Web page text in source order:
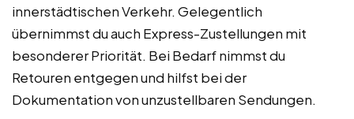
innerstädtischen Verkehr. Gelegentlich
übernimmst du auch Express-Zustellungen mit
besonderer Priorität. Bei Bedarf nimmst du
Retouren entgegen und hilfst bei der
Dokumentation von unzustellbaren Sendungen.